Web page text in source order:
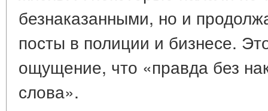
безнаказанными, но и
посты в полиции и бизнесе.
ощущение, что «правда без
слова».